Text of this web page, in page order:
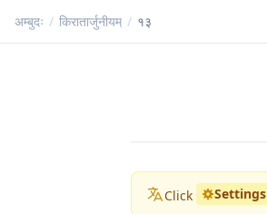
Click Settings
अम्बुदः / किरातार्जुनीयम् / १३